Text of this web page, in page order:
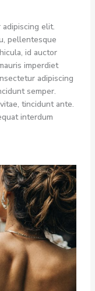
elit.
pellentesque
id auctor
imperdiet
adipiscing
semper.
tincidunt ante.
interdum